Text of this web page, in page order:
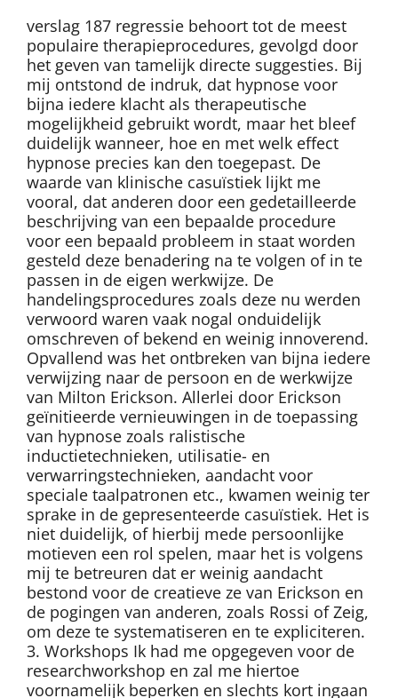
verslag 187 regressie behoort tot de meest
populaire therapieprocedures, gevolgd door
het geven van tamelijk directe suggesties. Bij
mij ontstond de indruk, dat hypnose voor
bijna iedere klacht als therapeutische
mogelijkheid gebruikt wordt, maar het bleef
duidelijk wanneer, hoe en met welk effect
hypnose precies kan den toegepast. De
waarde van klinische casuïstiek lijkt me
vooral, dat anderen door een gedetailleerde
beschrijving van een bepaalde procedure
voor een bepaald probleem in staat worden
gesteld deze benadering na te volgen of in te
passen in de eigen werkwijze. De
handelingsprocedures zoals deze nu werden
verwoord waren vaak nogal onduidelijk
omschreven of bekend en weinig innoverend.
Opvallend was het ontbreken van bijna iedere
verwijzing naar de persoon en de werkwijze
van Milton Erickson. Allerlei door Erickson
geïnitieerde vernieuwingen in de toepassing
van hypnose zoals ralistische
inductietechnieken, utilisatie- en
verwarringstechnieken, aandacht voor
speciale taalpatronen etc., kwamen weinig ter
sprake in de gepresenteerde casuïstiek. Het is
niet duidelijk, of hierbij mede persoonlijke
motieven een rol spelen, maar het is volgens
mij te betreuren dat er weinig aandacht
bestond voor de creatieve ze van Erickson en
de pogingen van anderen, zoals Rossi of Zeig,
om deze te systematiseren en te expliciteren.
3. Workshops Ik had me opgegeven voor de
researchworkshop en zal me hiertoe
voornamelijk beperken en slechts kort ingaan